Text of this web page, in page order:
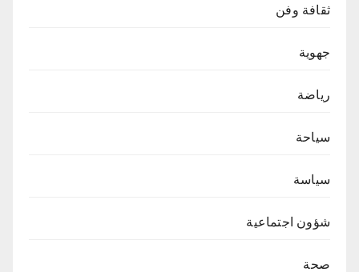
ثقافة وفن
جهوية
رياضة
سياحة
سياسة
شؤون اجتماعية
صحة